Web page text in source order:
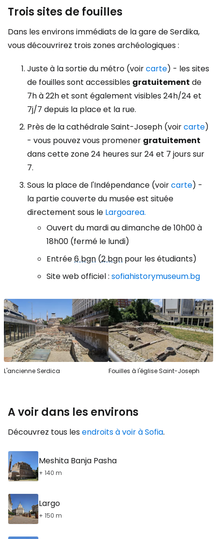
Trois sites de fouilles
Dans les environs immédiats de la gare de Serdika,
vous découvrirez trois zones archéologiques :
Juste à la sortie du métro (voircarte) - les sites
de fouilles sont accessibles gratuitement de
7h à 22h et sont également visibles 24h/24 et
7j/7 depuis la place et la rue.
Près de la cathédrale Saint-Joseph (voircarte)
- vous pouvez vous promener gratuitement
dans cette zone 24 heures sur 24 et 7 jours sur
7.
Sous la place de l'Indépendance (voircarte) -
la partie couverte du musée est située
directement sous le Largoarea.
Ouvert du mardi au dimanche de 10h00 à
18h00 (fermé le lundi)
Entrée6 bgn (2 bgn pour les étudiants)
Site web officiel : sofiahistorymuseum.bg
L'ancienne Serdica Fouilles à l'église Saint-Joseph
A voir dans les environs
Découvrez tous lesendroits à voir à Sofia.
Meshita Banja Pasha
+ 140 m
Largo
+ 150 m